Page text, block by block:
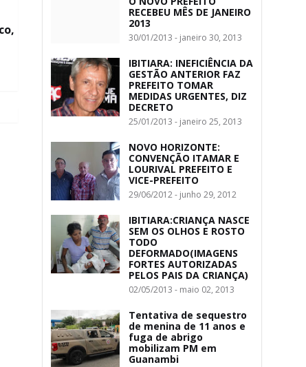
RECEBEU MÊS DE JANEIRO
2013
30/01/2013 - janeiro 30, 2013
IBITIARA: INEFICIÊNCIA DA
GESTÃO ANTERIOR FAZ
PREFEITO TOMAR
MEDIDAS URGENTES, DIZ
DECRETO
25/01/2013 - janeiro 25, 2013
NOVO HORIZONTE:
CONVENÇÃO ITAMAR E
LOURIVAL PREFEITO E
VICE-PREFEITO
29/06/2012 - junho 29, 2012
IBITIARA:CRIANÇA NASCE
SEM OS OLHOS E ROSTO
TODO
DEFORMADO(IMAGENS
FORTES AUTORIZADAS
PELOS PAIS DA CRIANÇA)
02/05/2013 - maio 02, 2013
Tentativa de sequestro
de menina de 11 anos e
fuga de abrigo
mobilizam PM em
Guanambi